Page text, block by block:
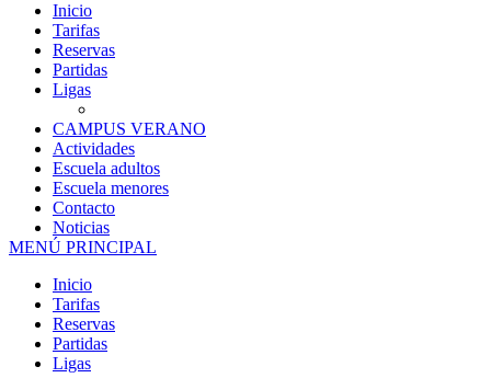
Inicio
Tarifas
Reservas
Partidas
Ligas
CAMPUS VERANO
Actividades
Escuela adultos
Escuela menores
Contacto
Noticias
MENÚ PRINCIPAL
Inicio
Tarifas
Reservas
Partidas
Ligas